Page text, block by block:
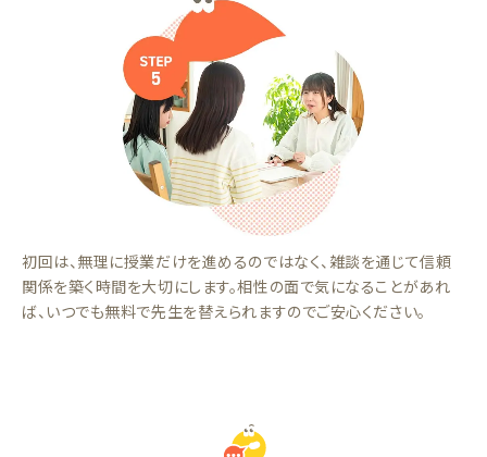
初回は、無理に授業だけを進めるのではなく、雑談を通じて信頼
関係を築く時間を大切にします。相性の面で気になることがあれ
ば、いつでも無料で先生を替えられますのでご安心ください。